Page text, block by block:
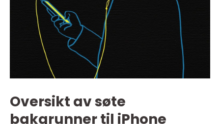
Oversikt av søte
bakgrunner til iPhone